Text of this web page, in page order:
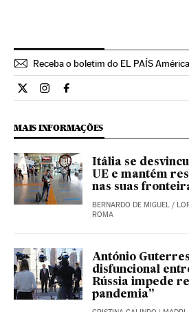
Receba o boletim do EL PAÍS América.
Economia El País Brasil en Twitter
Economia El País Brasil en
Economia El País Brasil
MAIS INFORMAÇÕES
Itália se
UE e mantém
nas suas
BERNARDO DE MIGUEL /
ROMA
António
disfuncional
Rússia impede
pandemia”